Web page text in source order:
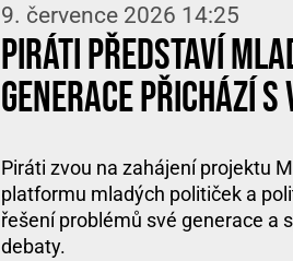
9. července 2026 14:25
Piráti představí
generace přichází
Piráti zvou na zahájení projektu
platformu mladých političek a
řešení problémů své generace a
debaty.